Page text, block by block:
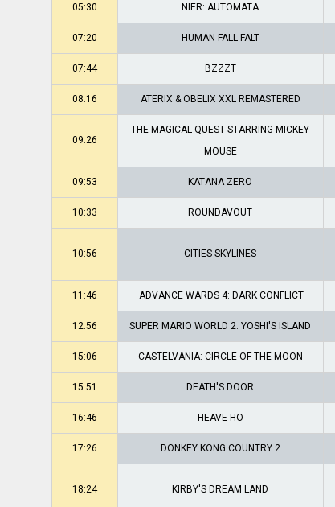
05:30 NIER: AUTOMATA
07:20 HUMAN FALL FALT
07:44 BZZZT
08:16 ATERIX & OBELIX XXL REMASTERED
09:26
THE MAGICAL QUEST STARRING MICKEY
MOUSE
09:53 KATANA ZERO
10:33 ROUNDAVOUT
10:56 CITIES SKYLINES
11:46 ADVANCE WARDS 4: DARK CONFLICT
12:56 SUPER MARIO WORLD 2: YOSHI'S ISLAND
15:06 CASTELVANIA: CIRCLE OF THE MOON
15:51 DEATH'S DOOR
16:46 HEAVE HO
17:26 DONKEY KONG COUNTRY 2
18:24 KIRBY'S DREAM LAND